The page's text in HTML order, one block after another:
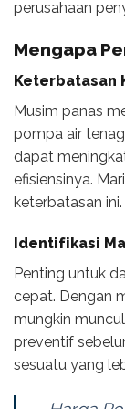
perusahaan
Mengapa
Keterbatasan
Musim panas
pompa air
dapat
efisiensinya.
keterbatasan ini.
Identifikasi
Penting untuk
cepat. Dengan
mungkin
preventif
sesuatu yang